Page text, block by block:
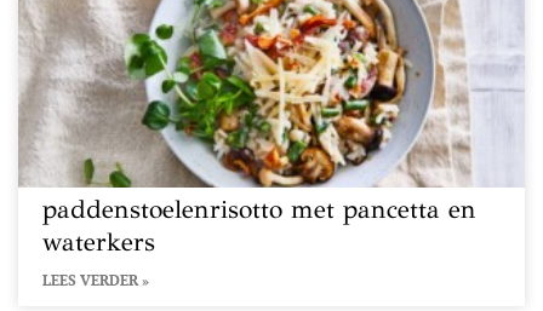
paddenstoelenrisotto met pancetta en
waterkers
LEES VERDER »